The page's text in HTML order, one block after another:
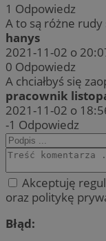
1 Odpowiedz
A to są różne rudy
hanys
2021-11-02 o
0 Odpowiedz
A chciałbyś się
pracownik
2021-11-02 o
-1 Odpowiedz
Akceptuję
oraz politykę
Błąd: